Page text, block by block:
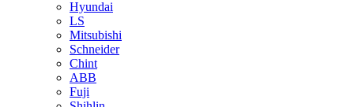
Hyundai
LS
Mitsubishi
Schneider
Chint
ABB
Fuji